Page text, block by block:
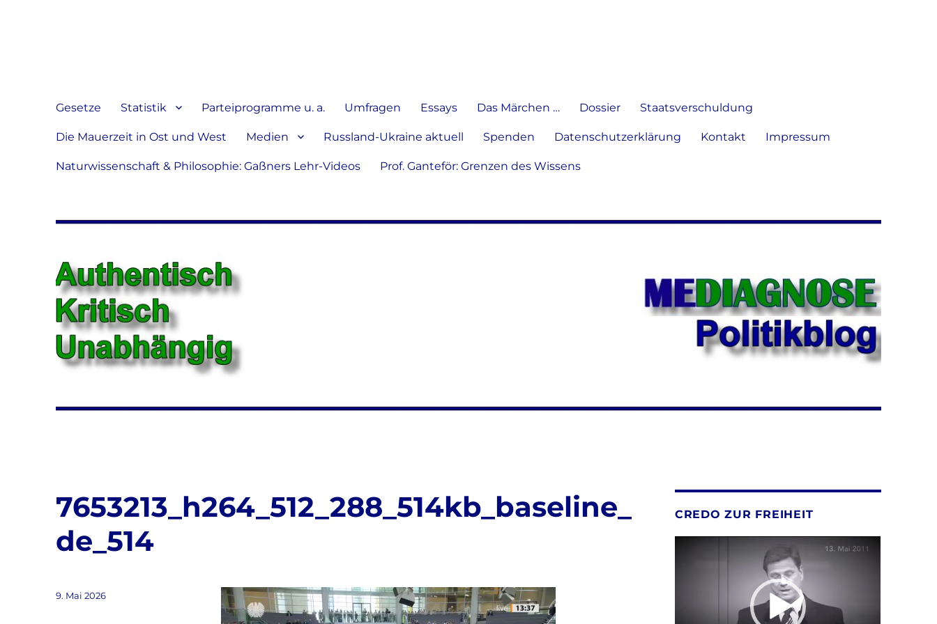
verbreiten
Gesetze Statistik Parteiprogramme u. a. Umfragen Essays Das Märchen … Dossier Staatsverschuldung
Die Mauerzeit in Ost und West Medien Russland-Ukraine aktuell Spenden Datenschutzerklärung Kontakt Impressum
Naturwissenschaft & Philosophie: Gaßners Lehr-Videos Prof. Ganteför: Grenzen des Wissens
7653213_h264_512_288_514kb_baseline_
de_514
Video-
Player
Veröffentlicht
9. Mai 2026
CREDO ZUR FREIHEIT